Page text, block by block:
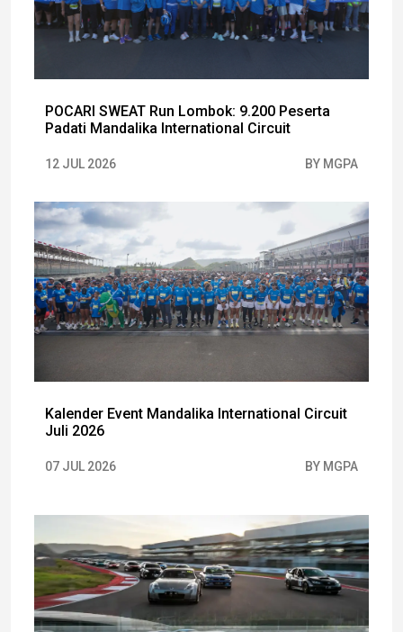
POCARI SWEAT Run Lombok: 9.200 Peserta
Padati Mandalika International Circuit
12 JUL 2026 BY MGPA
Kalender Event Mandalika International Circuit
Juli 2026
07 JUL 2026 BY MGPA